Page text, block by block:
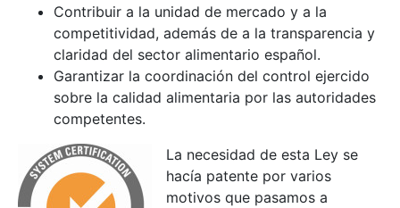
Contribuir a la unidad de mercado y a la
competitividad, además de a la transparencia y
claridad del sector alimentario español.
Garantizar la coordinación del control ejercido
sobre la calidad alimentaria por las autoridades
competentes.
La necesidad de esta Ley se
hacía patente por varios
motivos que pasamos a